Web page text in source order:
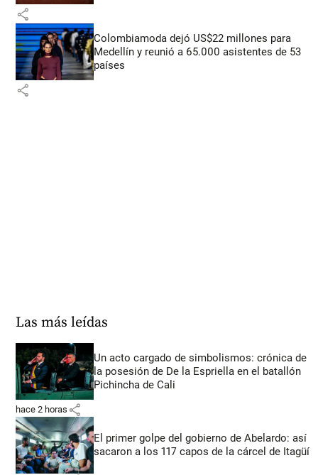
share
Colombiamoda dejó US$22 millones para
Medellín y reunió a 65.000 asistentes de 53
países
share
Las más leídas
Un acto cargado de simbolismos: crónica de
la posesión de De la Espriella en el batallón
Pichincha de Cali
hace 2 horas share
El primer golpe del gobierno de Abelardo: así
sacaron a los 117 capos de la cárcel de Itagüí